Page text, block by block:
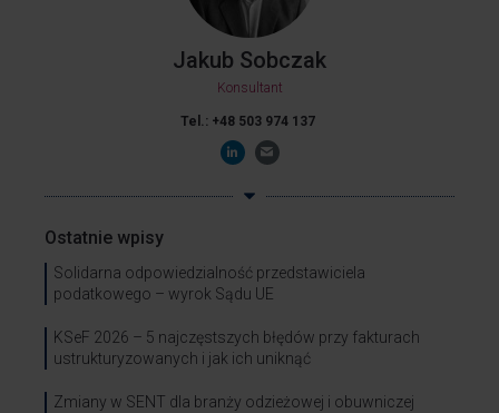
Jakub Sobczak
Konsultant
Tel.: +48 503 974 137
Ostatnie wpisy
Solidarna odpowiedzialność przedstawiciela
podatkowego – wyrok Sądu UE
KSeF 2026 – 5 najczęstszych błędów przy fakturach
ustrukturyzowanych i jak ich uniknąć
Zmiany w SENT dla branży odzieżowej i obuwniczej